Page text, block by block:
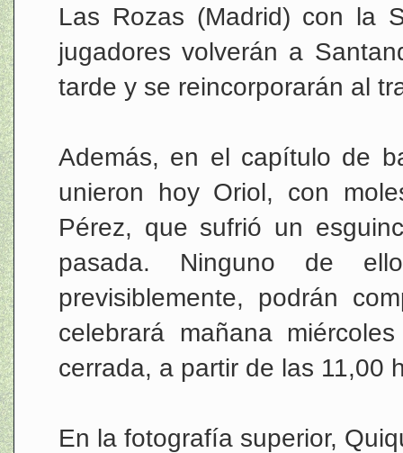
Las Rozas (Madrid) con la
jugadores volverán a
tarde y se reincorporarán al
Además, en el capítulo de
unieron hoy Oriol, con
Pérez, que sufrió un
pasada. Ninguno de
previsiblemente, podrán
celebrará mañana
cerrada, a partir de las 11,00
En la fotografía superior,